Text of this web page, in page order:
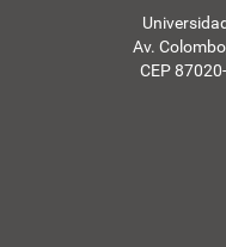
Av.
CEP